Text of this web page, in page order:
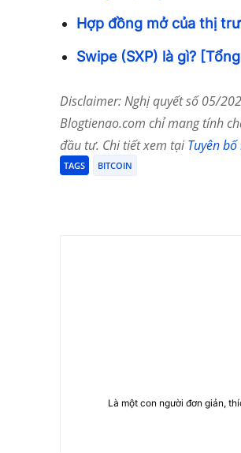
Hợp đồng mở của thị
Swipe (SXP) là gì?
Disclaimer: Nghị quyết số 05/
Blogtienao.com chỉ mang tính
đầu tư. Chi tiết xem tạiTuyên
TAGS BITCOIN
Là một con người đơn giản,